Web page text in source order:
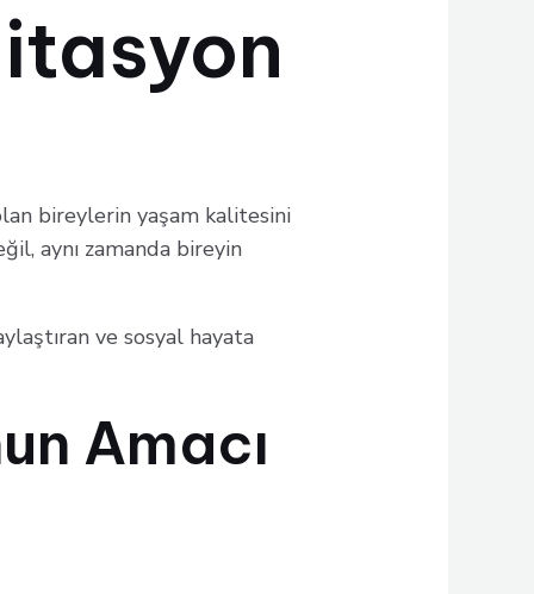
bireylerin yaşam kalitesini
aynı zamanda bireyin
ve sosyal hayata
Amacı